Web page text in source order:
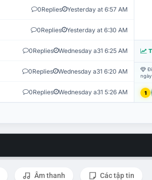
0Replies Yesterday at 6:57 AM
0Replies Yesterday at 6:30 AM
0Replies Wednesday a31 6:25 AM
0Replies Wednesday a31 6:20 AM
0Replies Wednesday a31 5:26 AM 1
Âm thanh Các tập tin